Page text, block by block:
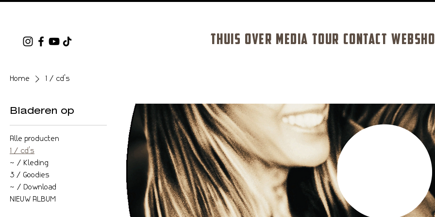
THUIS OVER MEDIA TOUR CONTACT
Home 1 / cd's
Bladeren op
Alle producten
1 / cd's
2 / Kleding
3 / Goodies
4 / Download
NIEUW ALBUM